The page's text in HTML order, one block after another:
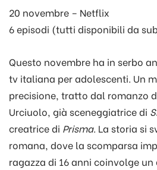
20 novembre – Netflix
6 episodi (tutti disponibili da
Questo novembre ha in serbo
tv italiana per adolescenti. Un
precisione, tratto dal romanzo
Urciuolo, già sceneggiatrice di
creatrice di Prisma. La storia si
romana, dove la scomparsa
ragazza di 16 anni coinvolge